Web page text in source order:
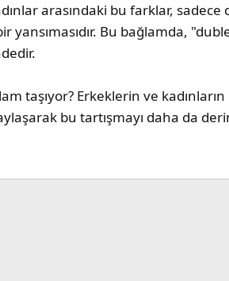
arasındaki bu farklar,
Bu bağlamda,
taşıyor? Erkeklerin ve
bu tartışmayı daha da